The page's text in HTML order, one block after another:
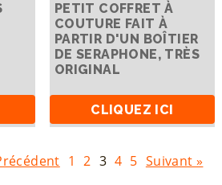
PETIT COFFRET À
COUTURE FAIT À
PARTIR D'UN BOÎTIER
DE SERAPHONE, TRÈS
ORIGINAL
CLIQUEZ ICI
1 2 3 4 5 Suivant »